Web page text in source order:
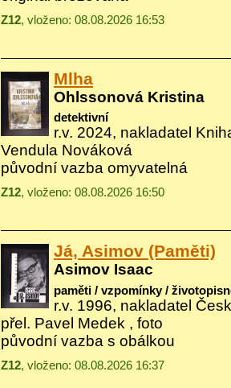
Z12, vloženo: 08.08.2026 16:53
Mlha
Ohlssonová Kristina
detektivní
r.v. 2024, nakladatel
Vendula Nováková
původní vazba omyvatelná
Z12, vloženo: 08.08.2026 16:50
Já, Asimov (Paměti)
Asimov Isaac
paměti / vzpomínky /
r.v. 1996, nakladatel
přel. Pavel Medek , foto
původní vazba s obálkou
Z12, vloženo: 08.08.2026 16:37